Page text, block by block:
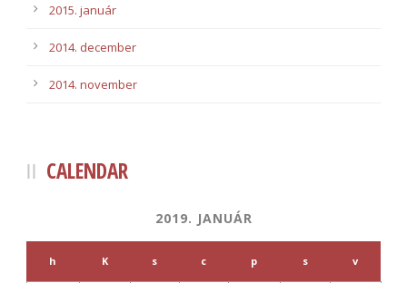
2015. január
2014. december
2014. november
CALENDAR
2019. JANUÁR
h K s c p s v